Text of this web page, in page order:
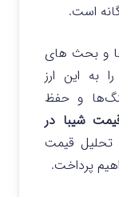
است.
و بحث های
به این ارز
و حفظ
شیبا در
تحلیل قیمت
پرداخت.